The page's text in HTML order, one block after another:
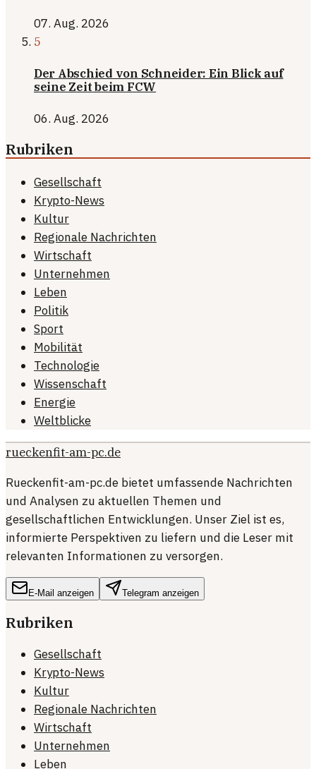
07. Aug. 2026
5
Der Abschied von Schneider: Ein Blick auf
seine Zeit beim FCW
06. Aug. 2026
Rubriken
Gesellschaft
Krypto-News
Kultur
Regionale Nachrichten
Wirtschaft
Unternehmen
Leben
Politik
Sport
Mobilität
Technologie
Wissenschaft
Energie
Weltblicke
rueckenfit-am-pc.de
Rueckenfit-am-pc.de bietet umfassende Nachrichten
und Analysen zu aktuellen Themen und
gesellschaftlichen Entwicklungen. Unser Ziel ist es,
informierte Perspektiven zu liefern und die Leser mit
relevanten Informationen zu versorgen.
E-Mail anzeigen Telegram anzeigen
Rubriken
Gesellschaft
Krypto-News
Kultur
Regionale Nachrichten
Wirtschaft
Unternehmen
Leben